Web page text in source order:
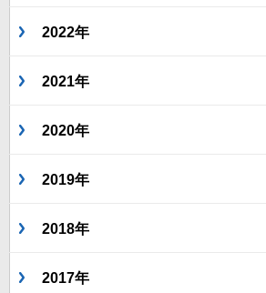
2022年
2021年
2020年
2019年
2018年
2017年